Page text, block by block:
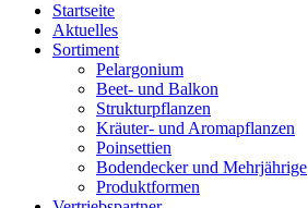
Startseite
Aktuelles
Sortiment
Pelargonium
Beet- und Balkon
Strukturpflanzen
Kräuter- und Aromapflanzen
Poinsettien
Bodendecker und Mehrjährige
Produktformen